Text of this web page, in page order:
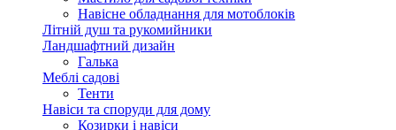
Навісне обладнання для мотоблоків
Літній душ та рукомийники
Ландшафтний дизайн
Галька
Меблі садові
Тенти
Навіси та споруди для дому
Козирки і навіси